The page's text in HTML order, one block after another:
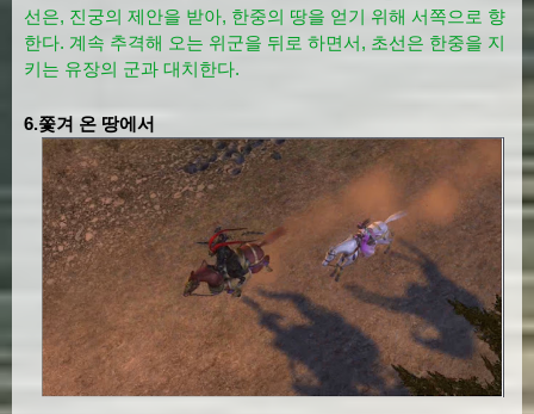
선은, 진궁의 제안을 받아, 한중의 땅을 얻기 위해 서쪽으로 향
한다. 계속 추격해 오는 위군을 뒤로 하면서, 초선은 한중을 지
키는 유장의 군과 대치한다.
6.쫓겨 온 땅에서